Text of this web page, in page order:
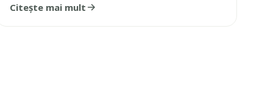
Citește mai mult